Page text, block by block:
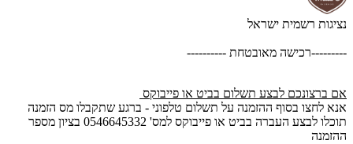
נציגות רשמית ישראל
---------רכישה מאובטחת ----------
אם ברצונכם לבצע תשלום בביט או פייבוקס
אנא לחצו בסוף ההזמנה על תשלום טלפוני - ברגע שתקבלו מס הזמנה
תוכלו לבצע העברה בביט או פייבוקס למס' 0546645332 בציון מספר
ההזמנה